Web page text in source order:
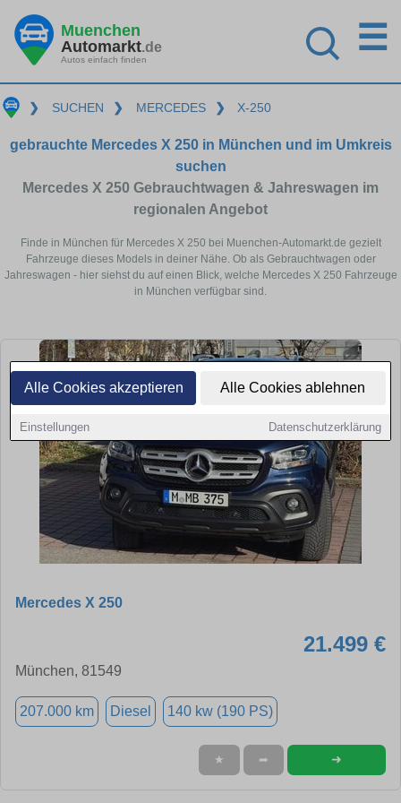
Alle Cookies akzeptieren Alle Cookies ablehnen
Einstellungen Datenschutzerklärung
Muenchen
Automarkt.de
Autos einfach finden
☰
❯ SUCHEN ❯ MERCEDES ❯ X-250
gebrauchte Mercedes X 250 in München und im Umkreis
suchen
Mercedes X 250 Gebrauchtwagen & Jahreswagen im
regionalen Angebot
Finde in München für Mercedes X 250 bei Muenchen-Automarkt.de gezielt
Fahrzeuge dieses Models in deiner Nähe. Ob als Gebrauchtwagen oder
Jahreswagen - hier siehst du auf einen Blick, welche Mercedes X 250 Fahrzeuge
in München verfügbar sind.
Mercedes X 250
21.499 €
München, 81549
207.000 km Diesel 140 kw (190 PS)
★ ➦ ➜